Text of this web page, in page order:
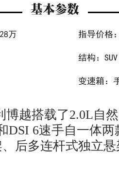
博越搭载了2.0L自
DSI 6速手自一体
后多连杆式独立